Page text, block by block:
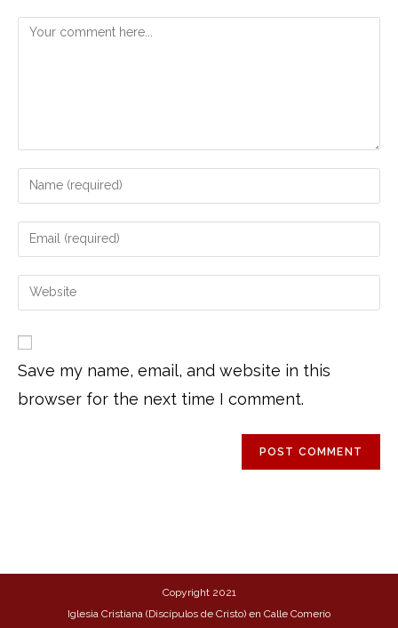
Save my name, email, and website in this
browser for the next time I comment.
Copyright 2021
Iglesia Cristiana (Discípulos de Cristo) en Calle Comerío